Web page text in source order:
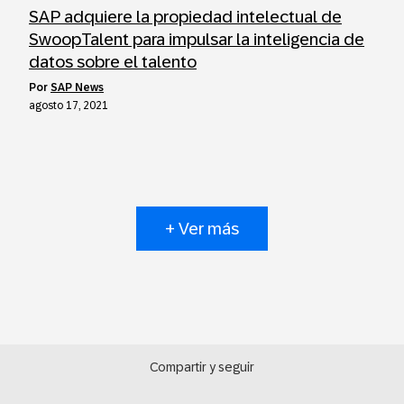
SAP adquiere la propiedad intelectual de
SwoopTalent para impulsar la inteligencia de
datos sobre el talento
por SAP News
agosto 17, 2021
+ Ver más
Compartir y seguir